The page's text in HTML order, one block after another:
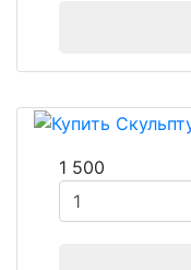
1 500